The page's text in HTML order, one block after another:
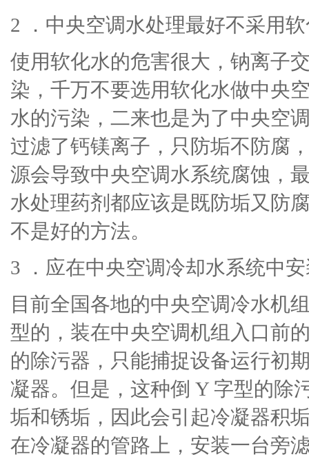
2 ．中央空调水处理最好不采用
使用软化水的危害很大，钠离子
染，千万不要选用软化水做中央
水的污染，二来也是为了中央空
过滤了钙镁离子，只防垢不防腐
源会导致中央空调水系统腐蚀，
水处理药剂都应该是既防垢又防
不是好的方法。
3 ．应在中央空调冷却水系统中
目前全国各地的中央空调冷水机
型的，装在中央空调机组入口前
的除污器，只能捕捉设备运行初
凝器。但是，这种倒 Y 字型的除
垢和锈垢，因此会引起冷凝器积
在冷凝器的管路上，安装一台旁